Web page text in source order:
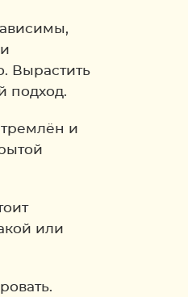
Вырастить
подход.
и
или